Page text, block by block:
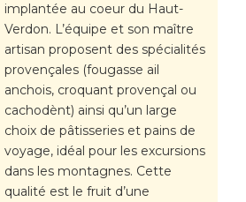
implantée au coeur du Haut-
Verdon. L’équipe et son maître
artisan proposent des spécialités
provençales (fougasse ail
anchois, croquant provençal ou
cachodènt) ainsi qu’un large
choix de pâtisseries et pains de
voyage, idéal pour les excursions
dans les montagnes. Cette
qualité est le fruit d’une